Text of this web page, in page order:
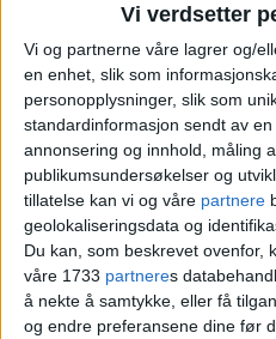
Vi verdsetter
Vi og partnerne våre lagrer og/
en enhet, slik som
personopplysninger, slik som
standardinformasjon sendt av
annonsering og innhold, måling
publikumsundersøkelser og
tillatelse kan vi og våre partnere
geolokaliseringsdata og
Du kan, som beskrevet ovenfor,
våre 1733 partneres
å nekte å samtykke, eller få
og endre preferansene dine før
Stock-
Vålerenga: –
et romantisk
Europa når